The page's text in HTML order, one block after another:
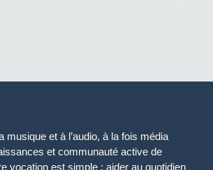
et à l’audio, à la fois média
et communauté active de
vocation est simple : aider au quotidien